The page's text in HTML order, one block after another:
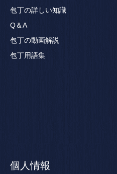
包丁の詳しい知識
Q＆A
包丁の動画解説
包丁用語集
個人情報